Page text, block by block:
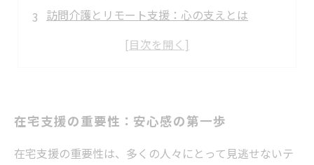
訪問介護とリモート支援：心の支えとは
自立した生活を支える：在宅環境のメリット
在宅支援の重要性：安心感の第一歩
在宅支援の重要性は、多くの人々にとって見逃せないテ